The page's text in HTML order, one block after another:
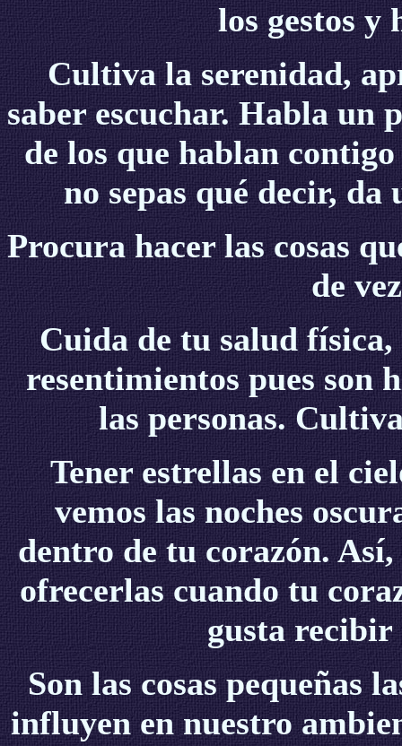
los gestos y
Cultiva la serenidad,
saber escuchar. Habla un
de los que hablan
no sepas qué decir,
Procura hacer las cosas
de
Cuida de tu salud
resentimientos pues son
las personas.
Tener estrellas en el
vemos las noches
dentro de tu corazón.
ofrecerlas cuando tu
gusta recibir
Son las cosas pequeñas
influyen en nuestro